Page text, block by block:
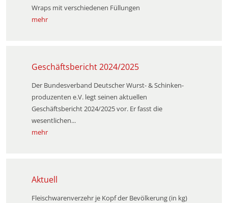
Wraps mit verschiedenen Füllungen
mehr
Geschäftsbericht 2024/2025
Der Bundesverband Deutscher Wurst- & Schinken­
produzenten e.V. legt seinen aktuellen
Geschäftsbericht 2024/2025 vor. Er fasst die
wesentlichen...
mehr
Aktuell
Fleischwarenverzehr je Kopf der Bevölkerung (in kg)